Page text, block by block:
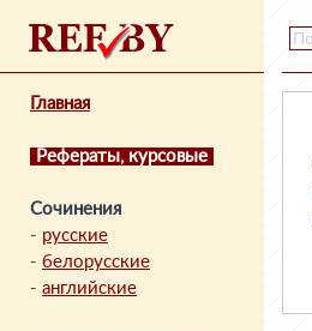
Главная
Рефераты, курсовые
Сочинения
- русские
- белорусские
- английские